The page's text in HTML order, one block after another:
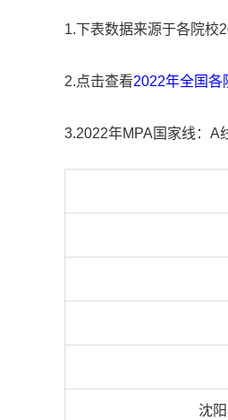
1.下表数据来源于各院校
2.点击查看2022年全国各
3.2022年MPA国家线：A
沈